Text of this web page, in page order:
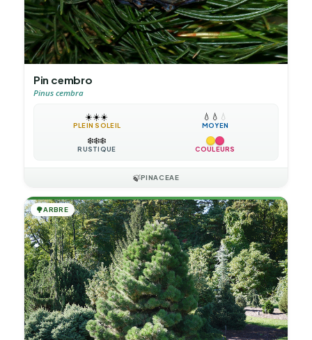
Pin cembro
Pinus cembra
☀️☀️☀️
PLEIN SOLEIL
💧 💧 💧
MOYEN
❄️❄️❄️
RUSTIQUE COULEURS
🍃PINACEAE
🌳ARBRE